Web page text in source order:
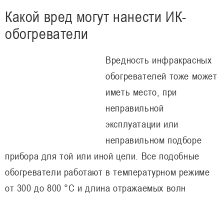
Какой вред могут нанести ИК-
обогреватели
Вредность инфракрасных
обогревателей тоже может
иметь место, при
неправильной
эксплуатации или
неправильном подборе
прибора для той или иной цели. Все подобные
обогреватели работают в температурном режиме
от 300 до 800 °C и длина отражаемых волн